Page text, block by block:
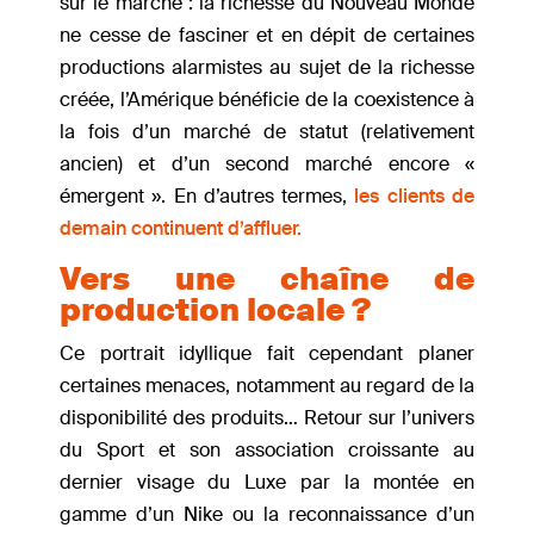
ne cesse de fasciner et en dépit de certaines
productions alarmistes au sujet de la richesse
créée, l’Amérique bénéficie de la coexistence à
la fois d’un marché de statut (relativement
ancien) et d’un second marché encore «
émergent ». En d’autres termes, les clients de
demain continuent d’affluer.
Vers une chaîne de
production locale ?
Ce portrait idyllique fait cependant planer
certaines menaces, notamment au regard de la
disponibilité des produits… Retour sur l’univers
du Sport et son association croissante au
dernier visage du Luxe par la montée en
gamme d’un Nike ou la reconnaissance d’un